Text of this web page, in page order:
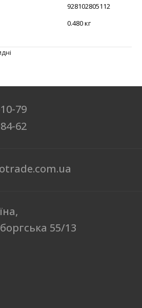
928102805112
0.480 кг
79
62
55/13